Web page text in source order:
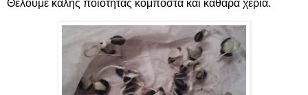
Θέλουμε καλής ποιότητας κομπόστα και καθαρά χέρια.